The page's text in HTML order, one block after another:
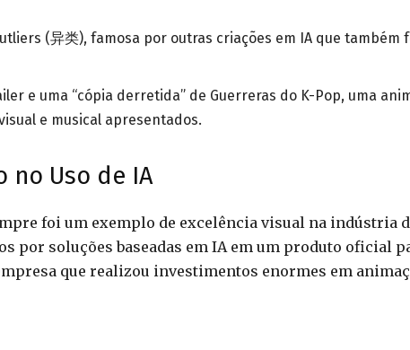
(异类), famosa por outras criações em IA que também
e uma “cópia derretida” de Guerreras do K-Pop, uma
e musical apresentados.
no Uso de IA
foi um exemplo de excelência visual na indústria
por soluções baseadas em IA em um produto oficial
que realizou investimentos enormes em